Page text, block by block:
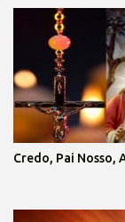
Credo, Pai Nosso,